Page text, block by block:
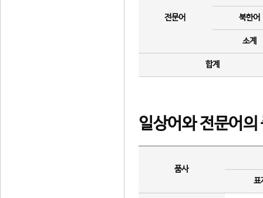
전문어 북한어
소계
합계
일상어와 전문어의
품사
표